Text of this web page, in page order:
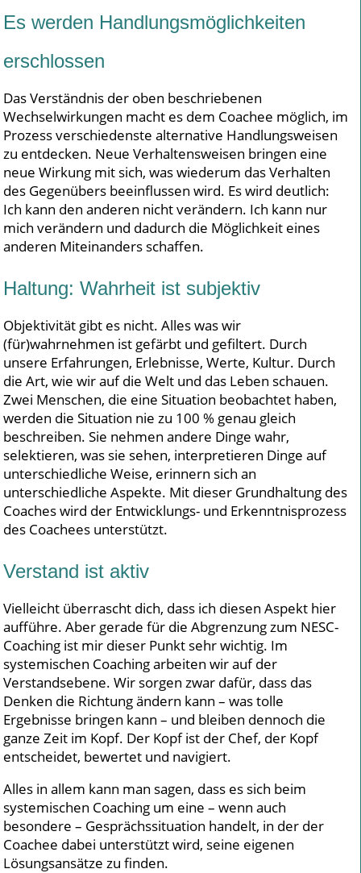
Es werden Handlungsmöglichkeiten
erschlossen
Das Verständnis der oben beschriebenen
Wechselwirkungen macht es dem Coachee möglich, im
Prozess verschiedenste alternative Handlungsweisen
zu entdecken. Neue Verhaltensweisen bringen eine
neue Wirkung mit sich, was wiederum das Verhalten
des Gegenübers beeinflussen wird. Es wird deutlich:
Ich kann den anderen nicht verändern. Ich kann nur
mich verändern und dadurch die Möglichkeit eines
anderen Miteinanders schaffen.
Haltung: Wahrheit ist subjektiv
Objektivität gibt es nicht. Alles was wir
(für)wahrnehmen ist gefärbt und gefiltert. Durch
unsere Erfahrungen, Erlebnisse, Werte, Kultur. Durch
die Art, wie wir auf die Welt und das Leben schauen.
Zwei Menschen, die eine Situation beobachtet haben,
werden die Situation nie zu 100 % genau gleich
beschreiben. Sie nehmen andere Dinge wahr,
selektieren, was sie sehen, interpretieren Dinge auf
unterschiedliche Weise, erinnern sich an
unterschiedliche Aspekte. Mit dieser Grundhaltung des
Coaches wird der Entwicklungs- und Erkenntnisprozess
des Coachees unterstützt.
Verstand ist aktiv
Vielleicht überrascht dich, dass ich diesen Aspekt hier
aufführe. Aber gerade für die Abgrenzung zum NESC-
Coaching ist mir dieser Punkt sehr wichtig. Im
systemischen Coaching arbeiten wir auf der
Verstandsebene. Wir sorgen zwar dafür, dass das
Denken die Richtung ändern kann – was tolle
Ergebnisse bringen kann – und bleiben dennoch die
ganze Zeit im Kopf. Der Kopf ist der Chef, der Kopf
entscheidet, bewertet und navigiert.
Alles in allem kann man sagen, dass es sich beim
systemischen Coaching um eine – wenn auch
besondere – Gesprächssituation handelt, in der der
Coachee dabei unterstützt wird, seine eigenen
Lösungsansätze zu finden.